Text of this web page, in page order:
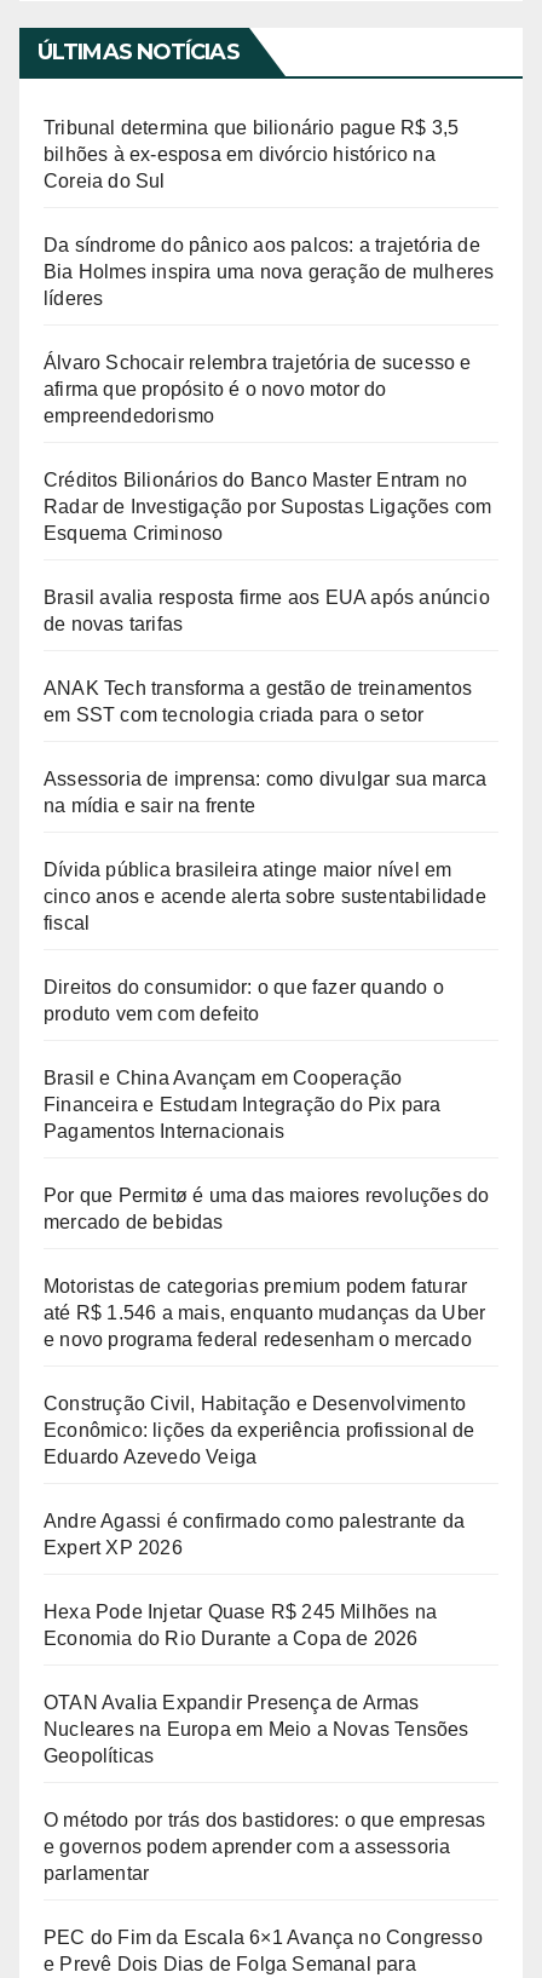
e
v
d
e
ÚLTIMAS NOTÍCIAS
Tribunal determina que bilionário pague R$ 3,5
bilhões à ex-esposa em divórcio histórico na
Coreia do Sul
Da síndrome do pânico aos palcos: a trajetória de
Bia Holmes inspira uma nova geração de mulheres
líderes
Álvaro Schocair relembra trajetória de sucesso e
afirma que propósito é o novo motor do
empreendedorismo
Créditos Bilionários do Banco Master Entram no
Radar de Investigação por Supostas Ligações com
Esquema Criminoso
Brasil avalia resposta firme aos EUA após anúncio
de novas tarifas
ANAK Tech transforma a gestão de treinamentos
em SST com tecnologia criada para o setor
Assessoria de imprensa: como divulgar sua marca
na mídia e sair na frente
Dívida pública brasileira atinge maior nível em
cinco anos e acende alerta sobre sustentabilidade
fiscal
Direitos do consumidor: o que fazer quando o
produto vem com defeito
Brasil e China Avançam em Cooperação
Financeira e Estudam Integração do Pix para
Pagamentos Internacionais
Por que Permitø é uma das maiores revoluções do
mercado de bebidas
Motoristas de categorias premium podem faturar
até R$ 1.546 a mais, enquanto mudanças da Uber
e novo programa federal redesenham o mercado
Construção Civil, Habitação e Desenvolvimento
Econômico: lições da experiência profissional de
Eduardo Azevedo Veiga
Andre Agassi é confirmado como palestrante da
Expert XP 2026
Hexa Pode Injetar Quase R$ 245 Milhões na
Economia do Rio Durante a Copa de 2026
OTAN Avalia Expandir Presença de Armas
Nucleares na Europa em Meio a Novas Tensões
Geopolíticas
O método por trás dos bastidores: o que empresas
e governos podem aprender com a assessoria
parlamentar
PEC do Fim da Escala 6×1 Avança no Congresso
e Prevê Dois Dias de Folga Semanal para